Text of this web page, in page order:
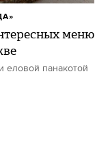
меню
еловой панакотой